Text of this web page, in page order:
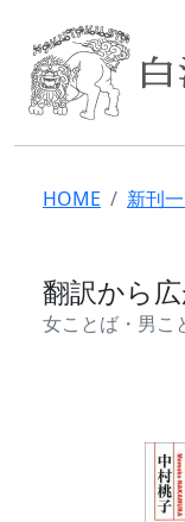
HOME 新刊
翻訳から
女ことば・男こ